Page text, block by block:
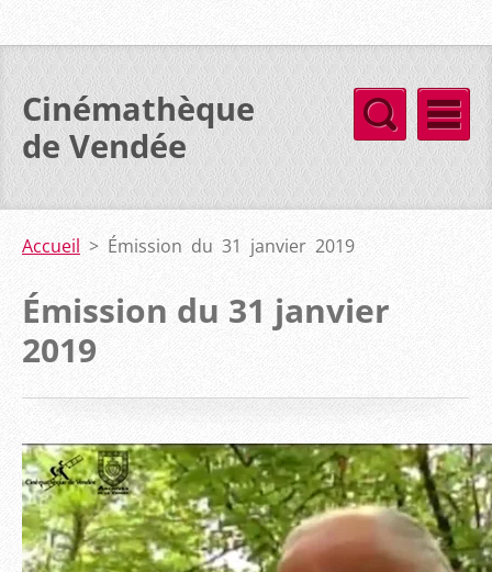
Cinémathèque
de Vendée
Accueil > Émission du 31 janvier 2019
Émission du 31 janvier
2019